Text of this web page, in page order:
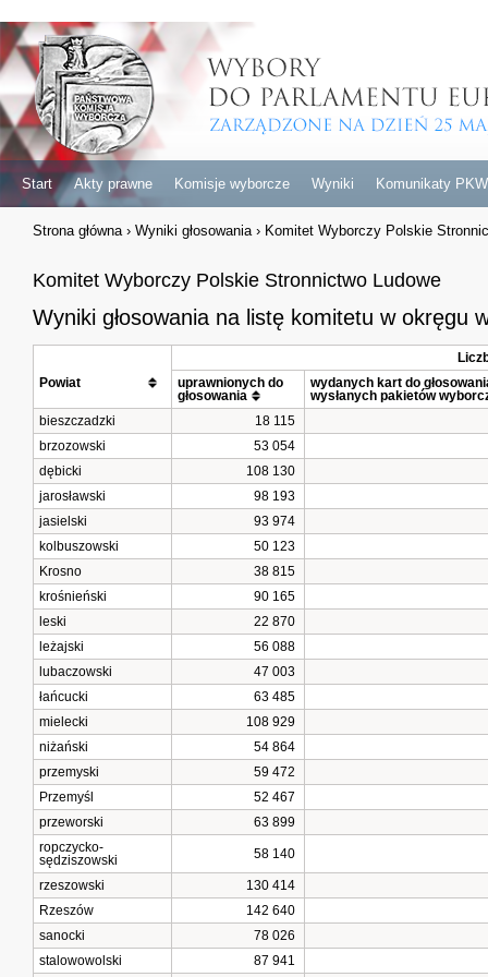
Start Akty prawne Komisje wyborcze Wyniki Komunikaty PKW
Strona główna › Wyniki głosowania › Komitet Wyborczy Polskie
Komitet Wyborczy Polskie Stronnictwo Ludowe
Wyniki głosowania na listę komitetu w okręgu
uprawnionych do
głosowania
wydanych kart do
wysłanych pakietów
bieszczadzki
18 115
brzozowski
53 054
dębicki
108 130
jarosławski
98 193
jasielski
93 974
kolbuszowski
50 123
Krosno
38 815
krośnieński
90 165
leski
22 870
leżajski
56 088
lubaczowski
47 003
łańcucki
63 485
mielecki
108 929
niżański
54 864
przemyski
59 472
Przemyśl
52 467
przeworski
63 899
ropczycko-
sędziszowski
58 140
rzeszowski
130 414
Rzeszów
142 640
sanocki
78 026
stalowowolski
87 941